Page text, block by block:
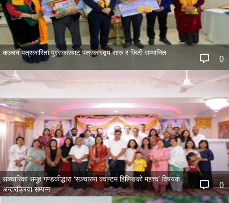
0
कञ्चन पत्रकारिता पुरस्कारबाट पत्रकारद्वय सारु र जिटी सम्मानित
0
सञ्चारिका समूह गण्डकीद्धारा ‘सञ्चारमा क्वान्टम हिलिङको महत्त्व’ विषयक
अन्तरक्रिया सम्पन्न